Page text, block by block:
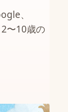
、
〜10歳の